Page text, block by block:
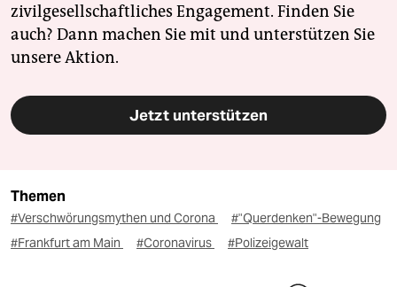
zivilgesellschaftliches Engagement. Finden Sie
auch? Dann machen Sie mit und unterstützen Sie
unsere Aktion.
Jetzt unterstützen
Themen
#Verschwörungsmythen und Corona
#"Querdenken"-Bewegung
#Frankfurt am Main
#Coronavirus #Polizeigewalt